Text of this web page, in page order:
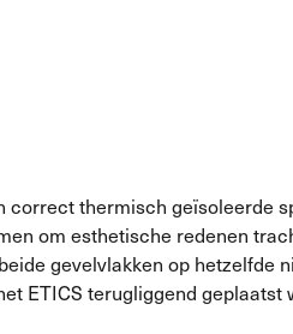
correct thermisch geïsoleerde
om esthetische redenen
gevelvlakken op hetzelfde
ETICS terugliggend